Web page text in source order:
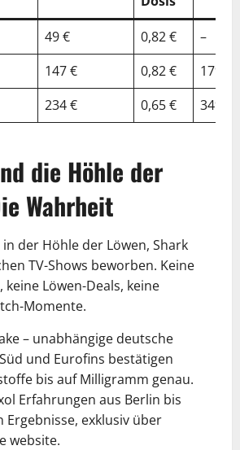
49 € 0,82 €
–
147 € 0,82 €
17%
234 € 0,65 € 34%
die Höhle der
Wahrheit
der Höhle der Löwen, Shark
TV-Shows beworben. Keine
Löwen-Deals, keine
Momente.
– unabhängige deutsche
und Eurofins bestätigen
bis auf Milligramm genau.
Erfahrungen aus Berlin bis
Ergebnisse, exklusiv über
website.